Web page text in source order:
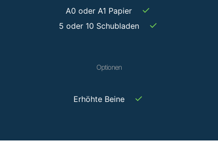
A0 oder A1 Papier ✓
5 oder 10 Schubladen ✓
Optionen
Erhöhte Beine ✓